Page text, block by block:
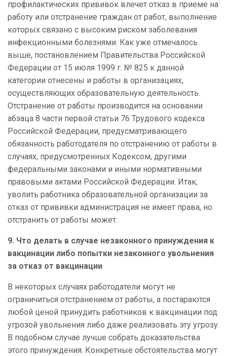
профилактических прививок влечет отказ в приеме на
работу или отстранение граждан от работ, выполнение
которых связано с высоким риском заболевания
инфекционными болезнями. Как уже отмечалось
выше, постановлением Правительства Российской
Федерации от 15 июля 1999 г. № 825 к данной
категории отнесены и работы в организациях,
осуществляющих образовательную деятельность.
Отстранение от работы производится на основании
абзаца 8 части первой статьи 76 Трудового кодекса
Российской Федерации, предусматривающего
обязанность работодателя по отстранению от работы в
случаях, предусмотренных Кодексом, другими
федеральными законами и иными нормативными
правовыми актами Российской Федерации. Итак,
уволить работника образовательной организации за
отказ от прививки администрация не имеет права, но
отстранить от работы может.
9. Что делать в случае незаконного принуждения к
вакцинации либо попытки незаконного увольнения
за отказ от вакцинации
В некоторых случаях работодатели могут не
ограничиться отстранением от работы, а постараются
любой ценой принудить работников к вакцинации под
угрозой увольнения либо даже реализовать эту угрозу.
В подобном случае лучше собрать доказательства
этого принуждения. Конкретные обстоятельства могут